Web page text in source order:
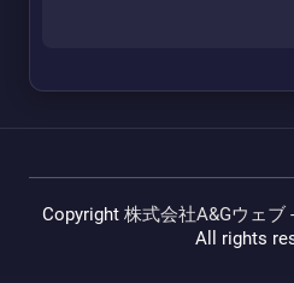
Copyright 株式会社A&Gウェブ
All rights